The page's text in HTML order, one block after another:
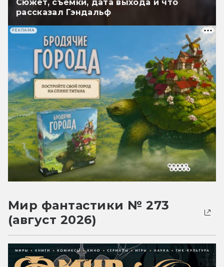
Сюжет, съёмки, дата выхода и что
рассказал Гэндальф
РЕКЛАМА
Мир фантастики № 273
(август 2026)